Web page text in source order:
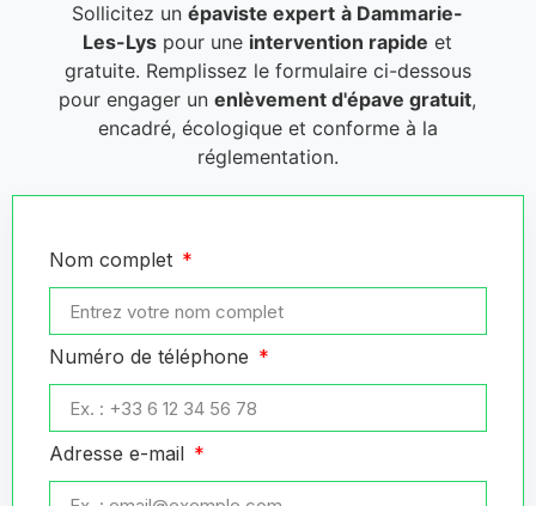
Sollicitez unépaviste expert à Dammarie-
Les-Lys pour une intervention rapide et
gratuite. Remplissez le formulaire ci-dessous
pour engager unenlèvement d'épave gratuit,
encadré, écologique et conforme à la
réglementation.
Nom complet
Numéro de téléphone
Adresse e-mail